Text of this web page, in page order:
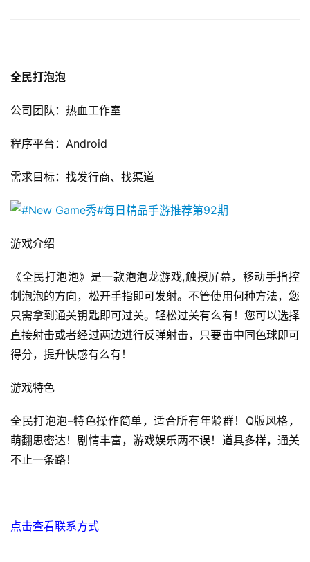
页
游
原
创
游
戏
业
界
手
机
游
单
机
游
戏
闲
游
全民打泡泡
公司团队：热血工作室
程序平台：Android
需求目标：找发行商、找渠道
游戏介绍
《全民打泡泡》是一款泡泡龙游戏,触摸屏幕，移动手指控
制泡泡的方向，松开手指即可发射。不管使用何种方法，您
只需拿到通关钥匙即可过关。轻松过关有么有！您可以选择
直接射击或者经过两边进行反弹射击，只要击中同色球即可
得分，提升快感有么有！
游戏特色
全民打泡泡–特色操作简单，适合所有年龄群！Q版风格，
萌翻思密达！剧情丰富，游戏娱乐两不误！道具多样，通关
不止一条路！
点击查看联系方式